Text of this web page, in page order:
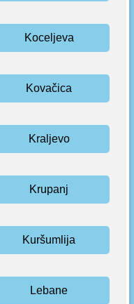
Koceljeva
Kovačica
Kraljevo
Krupanj
Kuršumlija
Lebane